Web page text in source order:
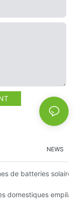
NEWS
: tendances et
de batteries
votre avenir en
domestiques